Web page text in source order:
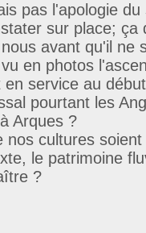
pas l'apologie
sur place; ça
avant qu'il ne
en photos
service au
pourtant les
Arques ?
nos cultures
le patrimoine
?